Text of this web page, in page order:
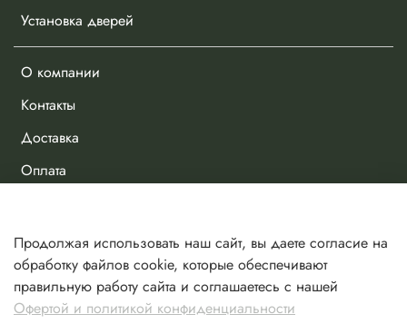
Установка дверей
О компании
Контакты
Доставка
Оплата
Избранное
Сравнение
Корзина
Продолжая использовать наш сайт, вы даете согласие на
обработку файлов cookie, которые обеспечивают
правильную работу сайта и соглашаетесь с нашей
Офертой и политикой конфиденциальности